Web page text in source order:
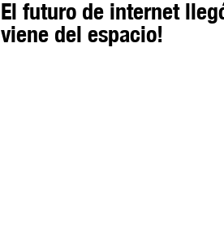
El futuro de internet
viene del espacio!